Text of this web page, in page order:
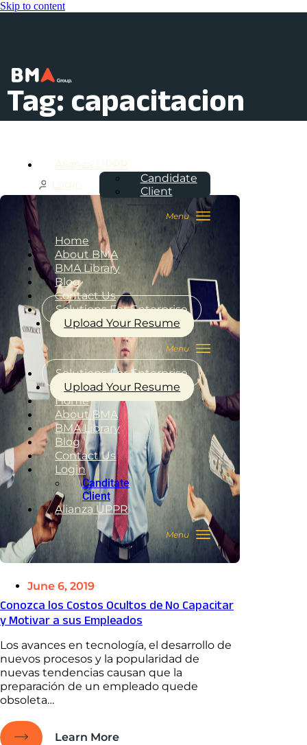
Skip to content
Alianza UPPR
Login
Candidate
Client
Home
About BMA
BMA Library
Blog
Contact Us
Solutions For Enterprise
Upload Your Resume
Solutions For Enterprise
Upload Your Resume
Home
About BMA
BMA Library
Blog
Contact Us
Login
Canditate
Client
Alianza UPPR
Tag: capacitacion
June 6, 2019
Conozca los Costos Ocultos de No Capacitar
y Motivar a sus Empleados
Los avances en tecnología, el desarrollo de
nuevos procesos y la popularidad de
nuevas tendencias causan que la
preparación de un empleado quede
obsoleta…
Learn More